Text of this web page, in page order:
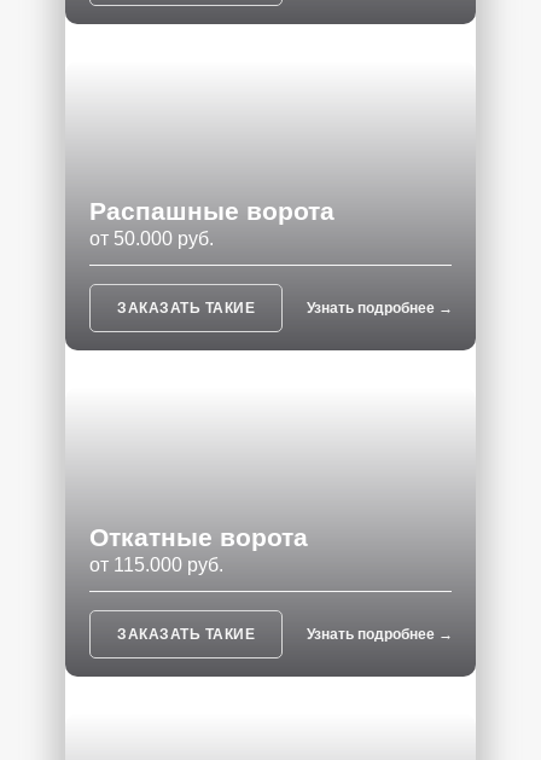
Узнать подробнее →
ЗАКАЗАТЬ ТАКИЕ
Откатные ворота
от 115.000 руб.
Узнать подробнее →
ЗАКАЗАТЬ ТАКИЕ
Распашные ворота
от 50.000 руб.